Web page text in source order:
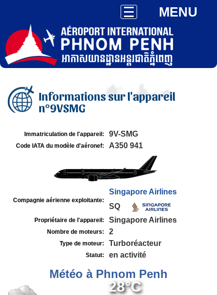
MENU
Informations sur l'appareil
n°9VSMG
Immatriculation de l'appareil: 9V-SMG
Code IATA du modèle d'aéronef: A350 941
Compagnie aérienne exploitante:
Singapore Airlines
SQ
Propriétaire de l'appareil: Singapore Airlines
Nombre de moteurs: 2
Type de moteur: Turboréacteur
Statut: en activité
Météo à Phnom Penh
28°C